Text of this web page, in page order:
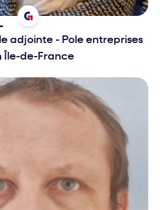
adjointe - Pole entreprises
Île-de-France